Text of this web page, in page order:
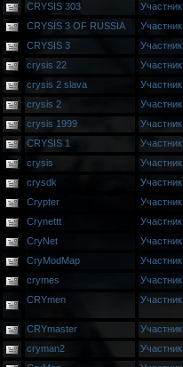
CRYSIS 303
Участник
CRYSIS 3 OF RUSSIA
Участник
CRYSIS 3
Участник
crysis 22
Участник
crysis 2 slava
Участник
crysis 2
Участник
crysis 1999
Участник
CRYSIS 1
Участник
crysis
Участник
crysdk
Участник
Crypter
Участник
Crynettt
Участник
CryNet
Участник
CryModMap
Участник
crymes
Участник
CRYmen
Участник
CRYmaster Участник
cryman2
Участник